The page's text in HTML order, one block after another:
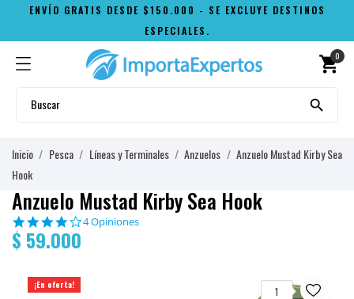
ENVÍO GRATIS DESDE $150.000 - SE EXCLUYE DESTINOS
ESPECIALES.
shopping_cart
0

Inicio Pesca Líneas y Terminales Anzuelos
Anzuelo Mustad Kirby Sea
Hook
Anzuelo Mustad Kirby Sea Hook
3.8
4 Opiniones
$ 59.000
¡En oferta!
1